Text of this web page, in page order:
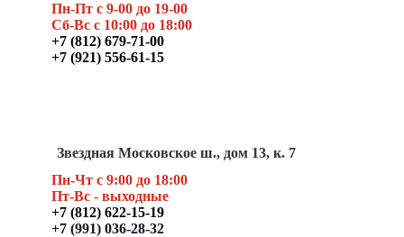
Пн-Пт с 9-00 до 19-00
Сб-Вс с 10:00 до 18:00
+7 (812) 679-71-00
+7 (921) 556-61-15
Звездная Московское ш., дом 13, к. 7
Пн-Чт с 9:00 до 18:00
Пт-Вс - выходные
+7 (812) 622-15-19
+7 (991) 036-28-32